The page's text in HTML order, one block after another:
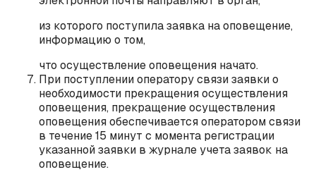
‎из которого поступила заявка на оповещение,
информацию о том,
‎что осуществление оповещения начато.
При поступлении оператору связи заявки о
необходимости прекращения осуществления
оповещения, прекращение осуществления
оповещения обеспечивается оператором связи
в течение 15 минут с момента регистрации
указанной заявки в журнале учета заявок на
оповещение.